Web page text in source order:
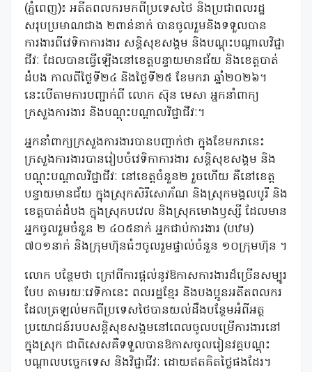
(ភ្នំពេញ)៖ អតីតពលករមកពីប្រទេសថៃ និងប្រជាពលរដ្ឋ
សរុបប្រមាណជាង ២ពាន់នាក់ បានចូលរួមនិងទទួលបាន
ការងារពីវេទិកាការងារ សន្តិសុខសង្គម និងបណ្តុះបណ្តាលវិជ្ជា
ជីវៈ ដែលបានធ្វើឡើងនៅខេត្តបន្ទាយមានជ័យ និងខេត្តបាត់
ដំបង កាលពីថ្ងៃទី២៤ និងថ្ងៃទី២៥ ខែមករា ឆ្នាំ២០២៦។
នេះបើតាមការបញ្ជាក់ពី លោក ស៊ុន មេសា អ្នកនាំពាក្យ
ក្រសួងការងារ និងបណ្តុះបណ្តាលវិជ្ជាជីវៈ។
អ្នកនាំពាក្យក្រសួងការងារបានបញ្ជាក់ថា ក្នុងខែមករានេះ
ក្រសួងការងារបានរៀបចំវេទិកាការងារ សន្តិសុខសង្គម និង
បណ្តុះបណ្តាលវិជ្ជាជីវៈ នៅខេត្តចំនួន២ រួចហើយ គឺនៅខេត្ត
បន្ទាយមានជ័យ ក្នុងស្រុកសិរីសោភ័ណ និងស្រុកមង្គលបូរី និង
ខេត្តបាត់ដំបង ក្នុងស្រុកបវេល និងស្រុកមោងឫស្សី ដែលមាន
អ្នកចូលរួមចំនួន ២ ៤០៥នាក់ អ្នកជាប់ការងារ (បឋម)
៧០១នាក់ និងក្រុមហ៊ុនធំៗចូលរួមផ្ទាល់ចំនួន ១០ក្រុមហ៊ុន ។
លោក បន្ថែមថា ក្រៅពីការផ្តល់នូវឱកាសការងារដ៏ច្រើនសម្បូរ
បែប តាមរយៈវេទិកានេះ ពលរដ្ឋខ្មែរ និងបងប្អូនអតីតពលករ
ដែលត្រឡល់មកពីប្រទេសថៃបានយល់ដឹងបន្ថែមអំពីអត្ថ
ប្រយោជន៍របបសន្តិសុខសង្គមនៅពេលចូលបម្រើការងារនៅ
ក្នុងស្រុក ជាពិសេសគឺទទួលបានឱកាសចូលរៀនវគ្គបណ្តុះ
បណ្តាលបច្ចេកទេស និងវិជ្ជាជីវៈ ដោយឥតគិតថ្លៃផងដែរ។